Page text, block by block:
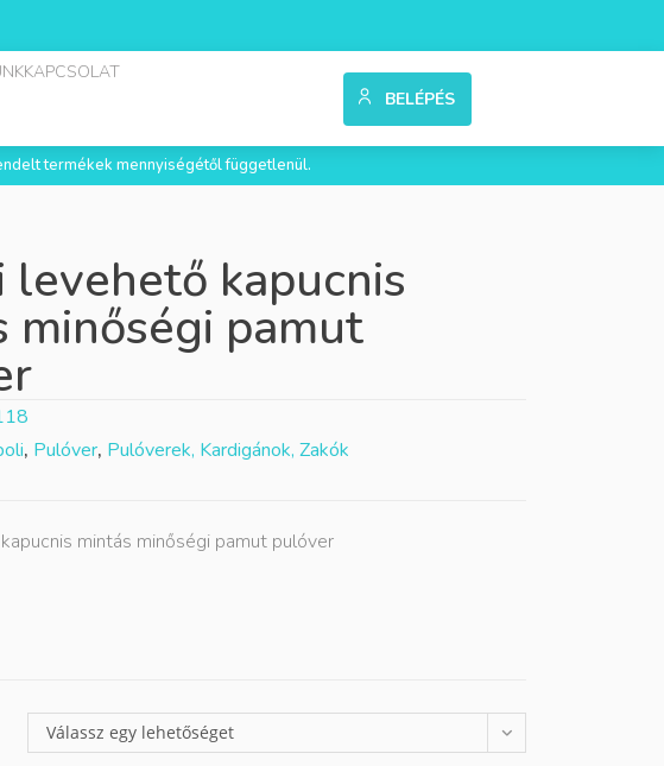
KAPCSOLAT
BELÉPÉS
termékek mennyiségétől függetlenül.
levehető kapucnis
minőségi pamut
, Pulóver, Pulóverek, Kardigánok, Zakók
mintás minőségi pamut pulóver
Válassz egy lehetőséget